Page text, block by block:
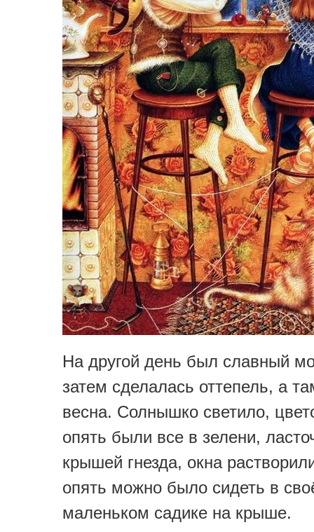
На другой день был славный
затем сделалась оттепель, а
весна. Солнышко светило,
опять были все в зелени,
крышей гнезда, окна
опять можно было сидеть в
маленьком садике на крыше.